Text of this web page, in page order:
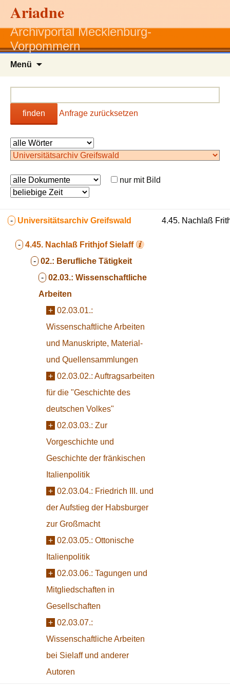
Ariadne
Archivportal Mecklenburg-
Vorpommern
Menü
finden Anfrage zurücksetzen
nur mit Bild
- Universitätsarchiv Greifswald
- 4.45. Nachlaß Frithjof Sielaff
- 02.: Berufliche Tätigkeit
- 02.03.: Wissenschaftliche
Arbeiten
+ 02.03.01.:
Wissenschaftliche Arbeiten
und Manuskripte, Material-
und Quellensammlungen
+ 02.03.02.: Auftragsarbeiten
für die "Geschichte des
deutschen Volkes"
+ 02.03.03.: Zur
Vorgeschichte und
Geschichte der fränkischen
Italienpolitik
+ 02.03.04.: Friedrich III. und
der Aufstieg der Habsburger
zur Großmacht
+ 02.03.05.: Ottonische
Italienpolitik
+ 02.03.06.: Tagungen und
Mitgliedschaften in
Gesellschaften
+ 02.03.07.:
Wissenschaftliche Arbeiten
bei Sielaff und anderer
Autoren
4.45. Nachlaß